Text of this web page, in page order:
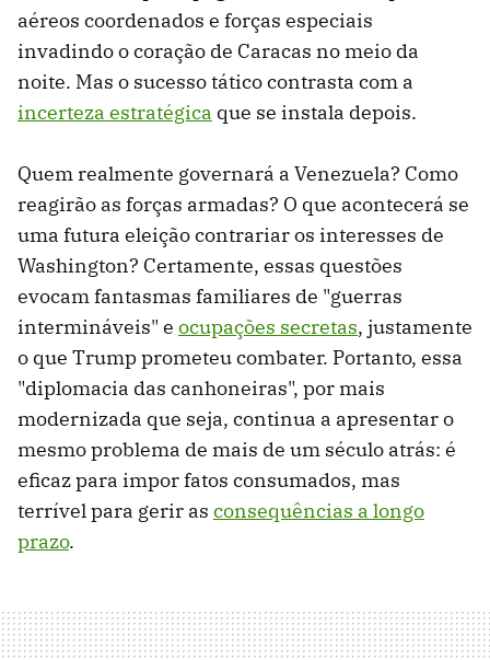
aéreos coordenados e forças especiais
invadindo o coração de Caracas no meio da
noite. Mas o sucesso tático contrasta com a
incerteza estratégica que se instala depois.
Quem realmente governará a Venezuela? Como
reagirão as forças armadas? O que acontecerá se
uma futura eleição contrariar os interesses de
Washington? Certamente, essas questões
evocam fantasmas familiares de "guerras
intermináveis" e ocupações secretas, justamente
o que Trump prometeu combater. Portanto, essa
"diplomacia das canhoneiras", por mais
modernizada que seja, continua a apresentar o
mesmo problema de mais de um século atrás: é
eficaz para impor fatos consumados, mas
terrível para gerir as consequências a longo
prazo.